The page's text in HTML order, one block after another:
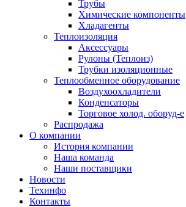
Трубы
Химические компоненты
Хладагенты
Теплоизоляция
Аксессуары
Рулоны (Теплоиз)
Трубки изоляционные
Теплообменное оборудование
Воздухоохладители
Конденсаторы
Торговое холод. оборуд-е
Распродажа
О компании
История компании
Наша команда
Наши поставщики
Новости
Техинфо
Контакты